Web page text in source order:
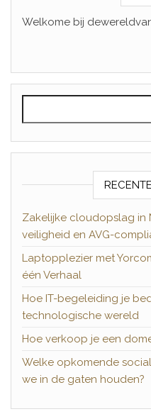
Welkome bij
Zakelijke cloudopslag in
veiligheid en AVG-
Laptopplezier met
één Verhaal
Hoe IT-begeleiding je
technologische wereld
Hoe verkoop je een
Welke opkomende
we in de gaten houden?